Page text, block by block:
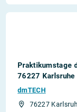
Praktikumstage
76227 Karlsruhe
dmTECH
76227